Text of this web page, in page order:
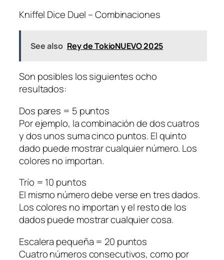
Kniffel Dice Duel – Combinaciones
See also Rey de TokioNUEVO 2025
Son posibles los siguientes ocho
resultados:
Dos pares = 5 puntos
Por ejemplo, la combinación de dos cuatros
y dos unos suma cinco puntos. El quinto
dado puede mostrar cualquier número. Los
colores no importan.
Trío = 10 puntos
El mismo número debe verse en tres dados.
Los colores no importan y el resto de los
dados puede mostrar cualquier cosa.
Escalera pequeña = 20 puntos
Cuatro números consecutivos, como por